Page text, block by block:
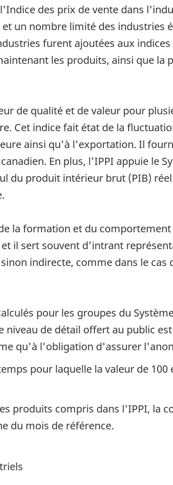
des prix de vente dans
un nombre limité des industries
furent ajoutées aux
les produits, ainsi que la
de qualité et de valeur pour
Cet indice fait état de la
ainsi qu'à l'exportation. Il
En plus, l'IPPI appuie le
du produit intérieur brut (PIB)
la formation et du
il sert souvent d'intrant
indirecte, comme dans le
pour les groupes du
niveau de détail offert au public
qu'à l'obligation d'assurer
pour laquelle la valeur de
produits compris dans l'IPPI, la
du mois de référence.